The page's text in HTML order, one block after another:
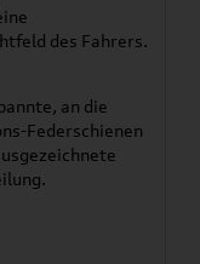
des Fahrers.
an die
Federschienen